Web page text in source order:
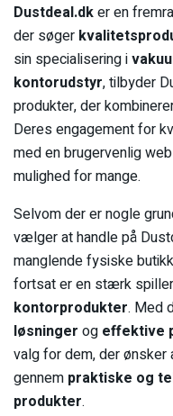
Dustdeal.dker en
der søger
sin specialisering i
kontorudstyr, tilbyder
produkter, der
Deres engagement for
med en brugervenlig
mulighed for mange.
Selvom der er nogle
vælger at handle på
manglende fysiske
fortsat er en stærk
kontorprodukter. Med
løsninger og effektive
valg for dem, der
gennem praktiske og
produkter.